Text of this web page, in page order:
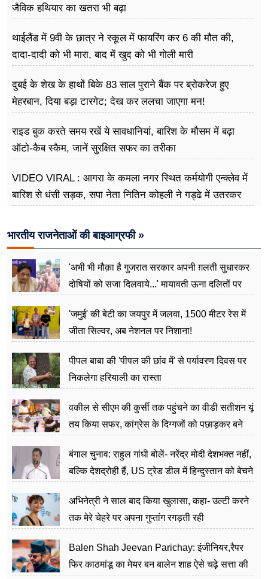
जैविक हथियार का खतरा भी बढ़ा
थाईलैंड में 9वी के छात्र ने स्कूल में फायरिंग कर 6 की मौत की,
दादा-दादी को भी मारा, बाद में खुद को भी गोली मारी
दुबई के शेख के हाथों बिके 83 साल पुराने बैंक पर ब्रोकरेज हुए
मेहरबान, दिया बड़ा टारगेट; देख कर ललचा जाएगा मन!
राइड बुक करते समय रखें ये सावधानियां, बारिश के मौसम में बढ़ा
ऑटो-कैब स्कैम, जानें सुरक्षित सफर का तरीका
VIDEO VIRAL : आगरा के कमला नगर स्थित कर्मयोगी एन्क्लेव में
बारिश से धंसी सड़क, सपा नेता नितिन कोहली ने गड्ढे में उतरकर
भारतीय राजनेताओं की बाइआग्रफी »
'अभी भी मौक़ा है गुजरात सरकार अपनी ग़लती सुधारकर
दोषियों को सजा दिलवाये...' मायावती ऊना दलितों पर
'जमुई' की बेटी का जयपुर में जलवा, 1500 मीटर रेस में
जीता सिल्वर, अब नेशनल पर निशाना!
पीपल बाबा की 'पीपल की छांव में' से पर्यावरण दिवस पर
निकलेगा हरियाली का रास्ता
वकील से सीएम की कुर्सी तक पहुंचने का वीडी सतीशन यूं
तय किया सफर, कांग्रेस के दिग्गजों को पछाड़कर बने
बंगाल चुनाव: राहुल गांधी बोलें- नरेंद्र मोदी देशभक्त नहीं,
बल्कि देशद्रोही हैं, US ट्रेड डील में हिन्दुस्तान को बेचने
अभिनेत्री ने साल बाद किया खुलासा, कहा- उल्टी करने
तक मेरे चेहरे पर अपना गुप्तांग रगड़ती रही
Balen Shah Jeevan Parichay: इंजीनियर,रैपर
फिर काठमांडू का मेयर बन बालेन शाह ऐसे चढ़े सत्ता की